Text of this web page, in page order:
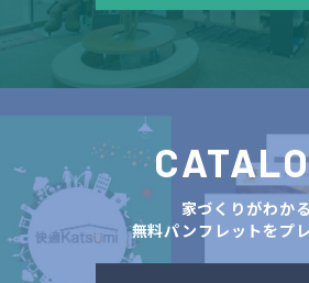
家づくりがわかる
無料パンフレットをプ